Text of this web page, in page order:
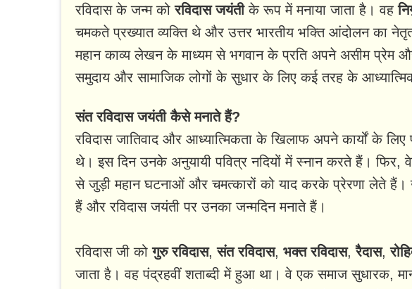
रविदास के जन्म कोरविदास जयंतीके रूप में मनाया जाता है। वह
चमकते प्रख्यात व्यक्ति थे और उत्तर भारतीय भक्ति आंदोलन का
महान काव्य लेखन के माध्यम से भगवान के प्रति अपने असीम प्रेम
समुदाय और सामाजिक लोगों के सुधार के लिए कई तरह के
संत रविदास जयंती कैसे मनाते हैं?
रविदास जातिवाद और आध्यात्मिकता के खिलाफ अपने कार्यों के
थे। इस दिन उनके अनुयायी पवित्र नदियों में स्नान करते हैं।
से जुड़ी महान घटनाओं और चमत्कारों को याद करके प्रेरणा लेते
हैं और रविदास जयंती पर उनका जन्मदिन मनाते हैं।
रविदास जी कोगुरु रविदास,संत रविदास, भक्त रविदास,रैदास,
जाता है। वह पंद्रहवीं शताब्दी में हुआ था। वे एक समाज सुधारक,